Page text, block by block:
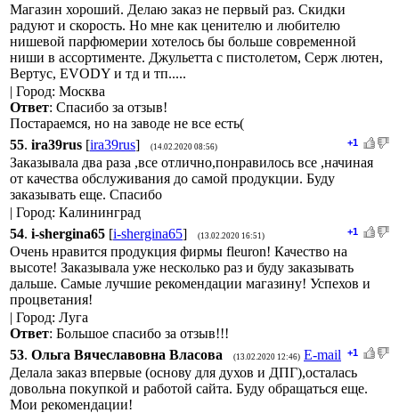
Магазин хороший. Делаю заказ не первый раз. Скидки
радуют и скорость. Но мне как ценителю и любителю
нишевой парфюмерии хотелось бы больше современной
ниши в ассортименте. Джульетта с пистолетом, Серж лютен,
Вертус, EVODY и тд и тп.....
| Город: Москва
Ответ: Спасибо за отзыв!
Постараемся, но на заводе не все есть(
+1
55. ira39rus [ira39rus] (14.02.2020 08:56)
Заказывала два раза ,все отлично,понравилось все ,начиная
от качества обслуживания до самой продукции. Буду
заказывать еще. Спасибо
| Город: Калининград
+1
54. i-shergina65 [i-shergina65] (13.02.2020 16:51)
Очень нравится продукция фирмы fleuron! Качество на
высоте! Заказывала уже несколько раз и буду заказывать
дальше. Самые лучшие рекомендации магазину! Успехов и
процветания!
| Город: Луга
Ответ: Большое спасибо за отзыв!!!
+1
53. Ольга Вячеславовна Власова (13.02.2020 12:46) E-mail
Делала заказ впервые (основу для духов и ДПГ),осталась
довольна покупкой и работой сайта. Буду обращаться еще.
Мои рекомендации!